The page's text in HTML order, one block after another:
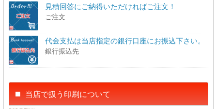
見積回答にご納得いただければご注文！
ご注文
代金支払は当店指定の銀行口座にお振込下さい。
銀行振込先
当店で扱う印刷について